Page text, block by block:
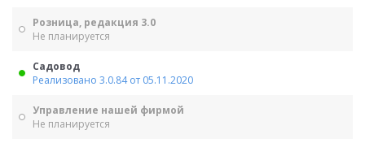
Розница, редакция 3.0
Не планируется
Садовод
Реализовано 3.0.84 от 05.11.2020
Управление нашей фирмой
Не планируется